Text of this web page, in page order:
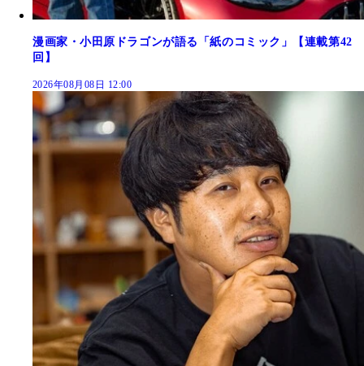
漫画家・小田原ドラゴンが語る「紙のコミック」【連載第42
回】
2026年08月08日 12:00